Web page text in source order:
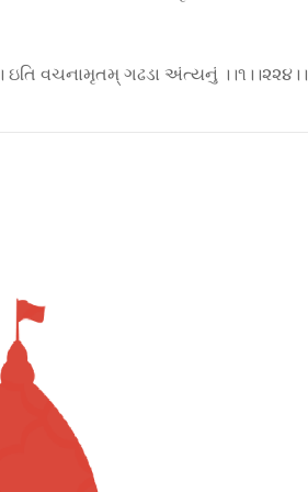
ઇતિ વચનામૃતમ્ ગઢડા અંત્યનું ।।૧।।૨૨૪।।